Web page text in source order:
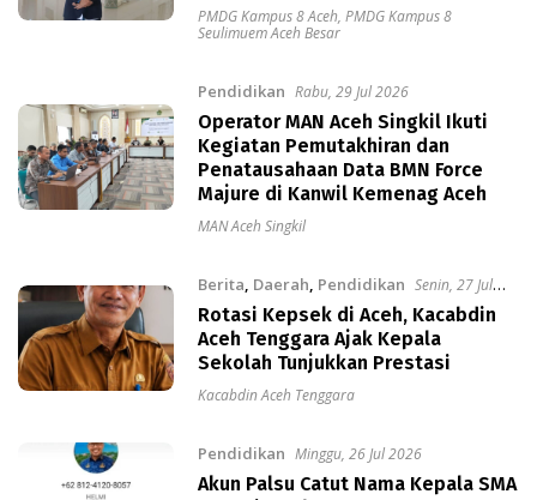
PMDG Kampus 8 Aceh, PMDG Kampus 8
Seulimuem Aceh Besar
Pendidikan Rabu, 29 Jul 2026
Operator MAN Aceh Singkil Ikuti
Kegiatan Pemutakhiran dan
Penatausahaan Data BMN Force
Majure di Kanwil Kemenag Aceh
MAN Aceh Singkil
Berita, Daerah, Pendidikan Senin, 27 Jul
2026
Rotasi Kepsek di Aceh, Kacabdin
Aceh Tenggara Ajak Kepala
Sekolah Tunjukkan Prestasi
Kacabdin Aceh Tenggara
Pendidikan Minggu, 26 Jul 2026
Akun Palsu Catut Nama Kepala SMA